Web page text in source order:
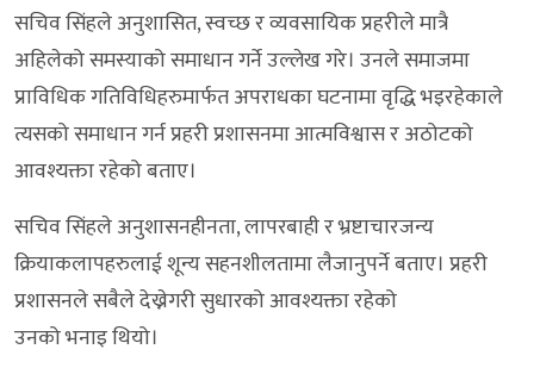
सचिव सिंहले अनुशासित, स्वच्छ र व्यवसायिक प्रहरीले मात्रै
अहिलेको समस्याको समाधान गर्ने उल्लेख गरे। उनले समाजमा
प्राविधिक गतिविधिहरुमार्फत अपराधका घटनामा वृद्धि भइरहेकाले
त्यसको समाधान गर्न प्रहरी प्रशासनमा आत्मविश्वास र अठोटको
आवश्यक्ता रहेको बताए।
सचिव सिंहले अनुशासनहीनता, लापरबाही र भ्रष्टाचारजन्य
क्रियाकलापहरुलाई शून्य सहनशीलतामा लैजानुपर्ने बताए। प्रहरी
प्रशासनले सबैले देख्नेगरी सुधारको आवश्यक्ता रहेको
उनको भनाइ थियो।